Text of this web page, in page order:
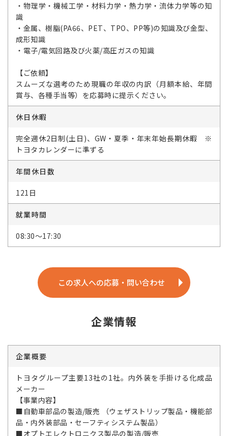
・物理学・機械工学・材料力学・熱力学・流体力学等の知
識
・金属、樹脂(PA66、PET、TPO、PP等)の知識及び金型、
成形知識
・電子/電気回路及び火薬/高圧ガスの知識
【ご依頼】
スムーズな選考のため現職の年収の内訳（月額本給、年間
賞与、各種手当等）を応募時に提示ください。
休日休暇
完全週休2日制(土日)、GW・夏季・年末年始長期休暇 ※
トヨタカレンダーに準ずる
年間休日数
121日
就業時間
08:30～17:30
この求人への応募・問い合わせ
企業情報
企業概要
トヨタグループ主要13社の1社。内外装を手掛ける化成品
メーカー
【事業内容】
■自動車部品の製造/販売 （ウェザストリップ製品・機能部
品・内外装部品・セーフティシステム製品）
■オプトエレクトロニクス製品の製造/販売